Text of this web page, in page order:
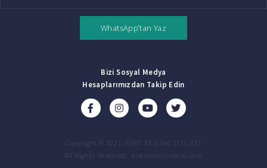
WhatsApp'tan Yaz
Bizi Sosyal Medya
Hesaplarımızdan Takip Edin
Copyright © 2021, YURT TESİSAT LTD. ŞTİ.
All Rights Reserved: ankaratesisatcisi.com